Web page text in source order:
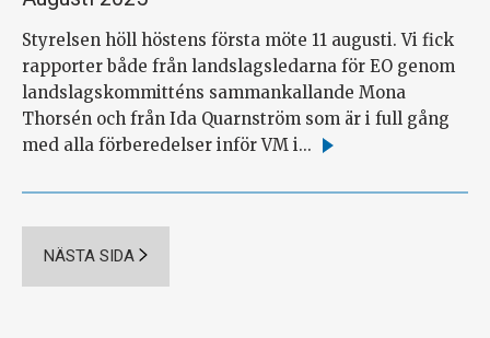
Styrelsen höll höstens första möte 11 augusti. Vi fick
rapporter både från landslagsledarna för EO genom
landslagskommitténs sammankallande Mona
Thorsén och från Ida Quarnström som är i full gång
med alla förberedelser inför VM i... Läs
NÄSTA SIDA